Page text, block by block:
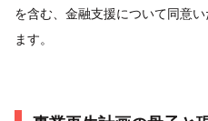
を含む、金融支援について同意
ます。